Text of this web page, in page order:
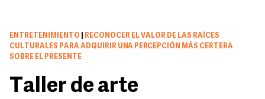
ENTRETENIMIENTO
RECONOCER EL VALOR DE LAS RAÍCES
CULTURALES PARA ADQUIRIR UNA PERCEPCIÓN MÁS CERTERA
SOBRE EL PRESENTE
Taller de arte